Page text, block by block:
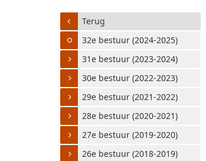
Terug
32e bestuur (2024-2025)
31e bestuur (2023-2024)
30e bestuur (2022-2023)
29e bestuur (2021-2022)
28e bestuur (2020-2021)
27e bestuur (2019-2020)
26e bestuur (2018-2019)